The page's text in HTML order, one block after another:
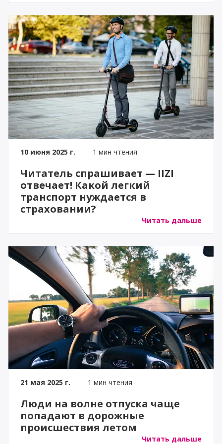
10 июня 2025 г. 1 мин чтения
Читатель спрашивает — IIZI
отвечает! Какой легкий
транспорт нуждается в
страховании?
Читать дальше
21 мая 2025 г. 1 мин чтения
Люди на волне отпуска чаще
попадают в дорожные
происшествия летом
Читать дальше